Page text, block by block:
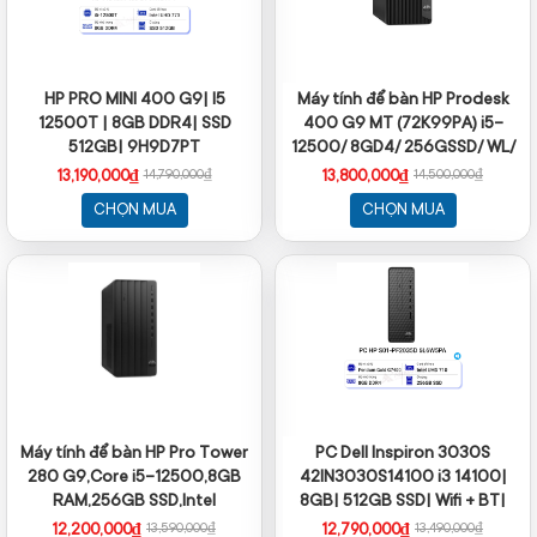
HP PRO MINI 400 G9| I5
12500T | 8GB DDR4| SSD
512GB| 9H9D7PT
13,190,000₫ 14,790,000₫
CHỌN MUA
Máy tính để bàn HP Prodesk
400 G9 MT (72K99PA) i5-
12500/ 8GD4/ 256GSSD/ WL/
BT/ KB/ M/ W11SL
13,800,000₫ 14,500,000₫
CHỌN MUA
Máy tính để bàn HP Pro Tower
280 G9,Core i5-12500,8GB
RAM,256GB SSD,Intel
Graphics,Wlan ac+BT,USB
12,200,000₫ 13,590,000₫
PC Dell Inspiron 3030S
42IN3030S14100 i3 14100|
8GB| 512GB SSD| Wifi + BT|
Key + Mouse| Win11/ 2Y
12,790,000₫ 13,490,000₫